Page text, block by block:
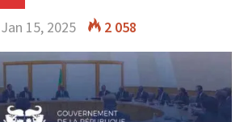
Jan 15, 2025
2 058